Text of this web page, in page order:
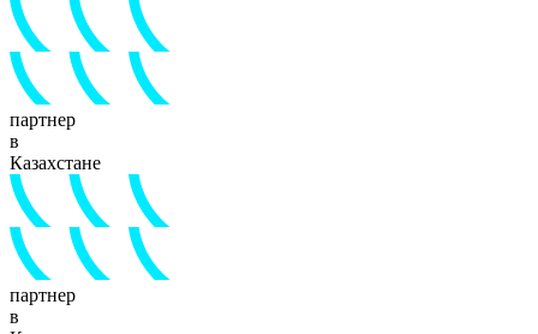
партнер
в
Казахстане
партнер
в